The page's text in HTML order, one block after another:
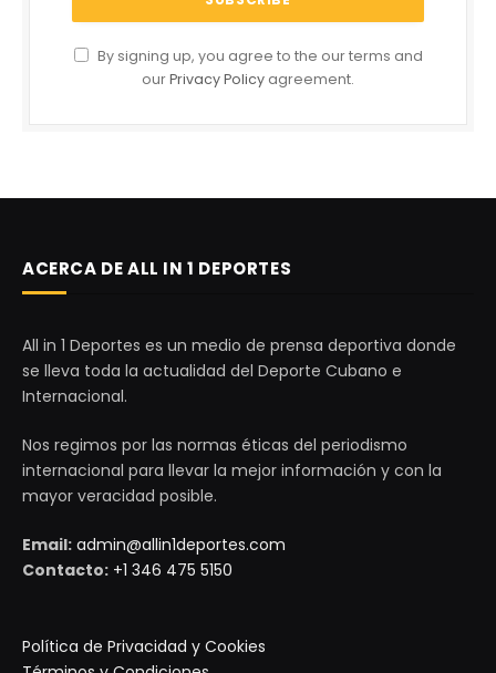
By signing up, you agree to the our terms and
ourPrivacy Policy agreement.
ACERCA DE ALL IN 1 DEPORTES
All in 1 Deportes es un medio de prensa deportiva donde
se lleva toda la actualidad del Deporte Cubano e
Internacional.
Nos regimos por las normas éticas del periodismo
internacional para llevar la mejor información y con la
mayor veracidad posible.
Email: admin@allin1deportes.com
Contacto: +1 346 475 5150
Política de Privacidad y Cookies